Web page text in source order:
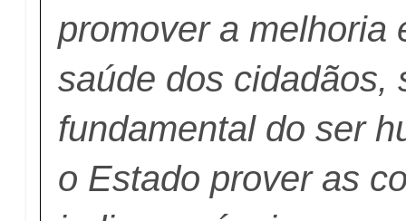
promover a melhoria
saúde dos cidadãos,
fundamental do ser
o Estado prover as